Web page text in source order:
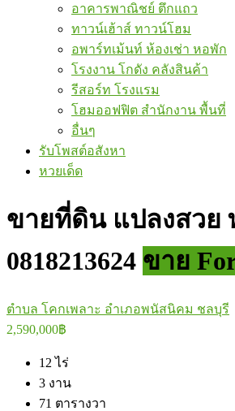
อาคารพาณิชย์ ตึกแถว
ทาวน์เฮ้าส์ ทาวน์โฮม
อพาร์ทเม้นท์ ห้องเช่า หอพัก
โรงงาน โกดัง คลังสินค้า
รีสอร์ท โรงแรม
โฮมออฟฟิต สำนักงาน พื้นที่
อื่นๆ
รับโพสต์อสังหา
หวยเด็ด
ขายที่ดิน แปลงสวย
0818213624 ขาย
ตำบล โคกเพลาะ อำเภอพนัสนิคม ชลบุรี
2,590,000฿
12 ไร่
3 งาน
71 ตารางวา